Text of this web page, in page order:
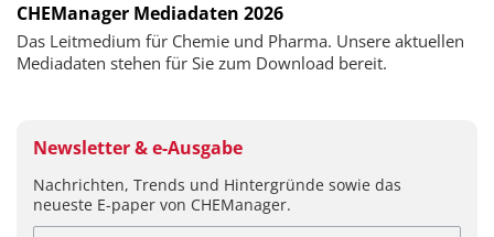
CHEManager Mediadaten 2026
Das Leitmedium für Chemie und Pharma. Unsere aktuellen
Mediadaten stehen für Sie zum Download bereit.
Newsletter & e-Ausgabe
Nachrichten, Trends und Hintergründe sowie das
neueste E-paper von CHEManager.